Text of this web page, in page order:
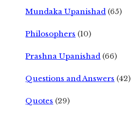
Mundaka Upanishad (65)
Philosophers (10)
Prashna Upanishad (66)
Questions and Answers (42)
Quotes (29)